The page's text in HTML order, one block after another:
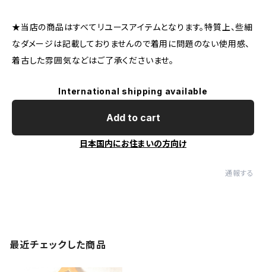
★当店の商品はすべてリユースアイテムとなります。特質上、些細
なダメージは記載しておりませんので着用に問題のない使用感、
着古した雰囲気などはご了承くださいませ。
International shipping available
Add to cart
日本国内にお住まいの方向け
通報する
最近チェックした商品